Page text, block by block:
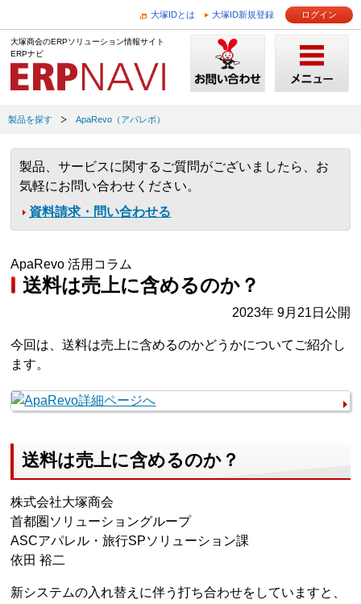
大塚IDとは 大塚ID新規登録 ログイン
大塚商会のERPソリューション情報サイト
ERPナビ
製品を探す ApaRevo（アパレボ）
製品、サービスに関するご質問がございましたら、お
気軽にお問い合わせください。
資料請求・問い合わせる
ApaRevo 活用コラム
送料は売上に含めるのか？
2023年 9月21日公開
今回は、送料は売上に含めるのかどうかについてご紹介し
ます。
送料は売上に含めるのか？
株式会社大塚商会
首都圏ソリューショングループ
ASCアパレル・旅行SPソリューション課
依田 裕二
新システムの入れ替えに伴う打ち合わせをしていますと、